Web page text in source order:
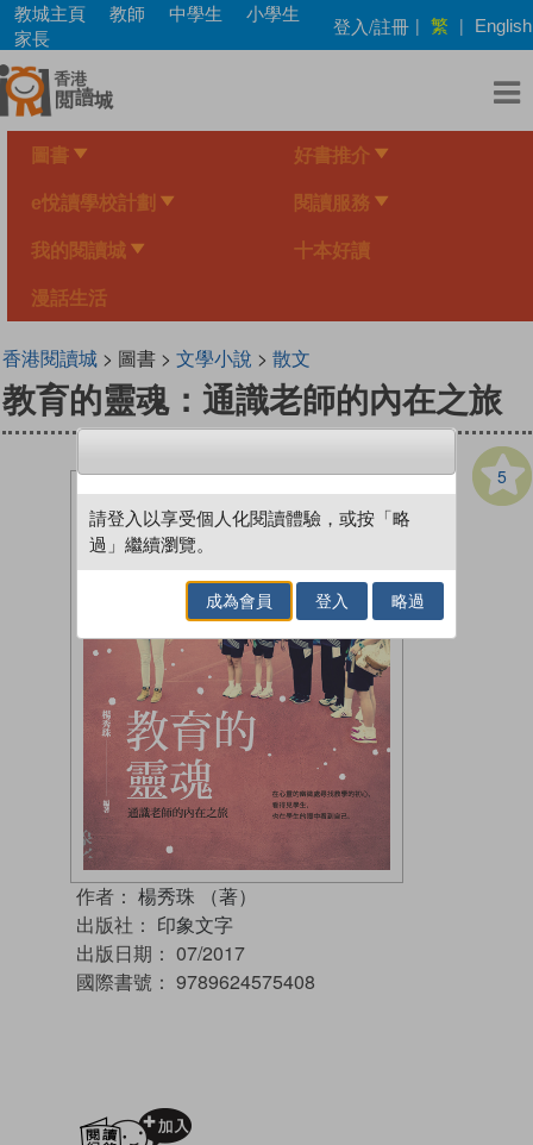
Skip
main
content
教城主頁 教師 中學生
小學生
家長
登入/註冊 | 繁 | English
圖書 好書推介
e悅讀學校計劃 閱讀服務
我的閱讀城 十本好讀
漫話生活
香港閱讀城> 圖書 > 文學小說 > 散文
教育的靈魂：通識老師的內在之旅
5
作者： 楊秀珠 （著）
出版社： 印象文字
出版日期： 07/2017
國際書號： 9789624575408
請登入以享受個人化閱讀體驗，或按「略
過」繼續瀏覽。
成為會員 登入 略過